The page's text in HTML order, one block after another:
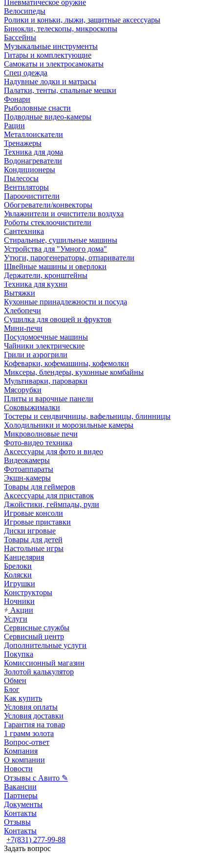
Пневматическое оружие
Велосипеды
Ролики и коньки, лыжи, защитные аксессуары
Бинокли, телескопы, микроскопы
Бассейны
Музыкальные инструменты
Гитары и комплектующие
Самокаты и электросамокаты
Спец одежда
Надувные лодки и матрасы
Палатки, тенты, спальные мешки
Фонари
Рыболовные снасти
Подводные видео-камеры
Рации
Металлоискатели
Тренажеры
Техника для дома
Водонагреватели
Кондиционеры
Пылесосы
Вентиляторы
Пароочистители
Обогреватели/конвекторы
Увлажнители и очистители воздуха
Роботы стеклоочистители
Сантехника
Стиральные, сушильные машины
Устройства для "Умного дома"
Утюги, парогенераторы, отпариватели
Швейные машины и оверлоки
Держатели, кронштейны
Техника для кухни
Вытяжки
Кухонные принадлежности и посуда
Хлебопечи
Сушилка для овощей и фруктов
Мини-печи
Посудомоечные машины
Чайники электрические
Грили и аэрогрили
Кофеварки, кофемашины, кофемолки
Миксеры, блендеры, кухонные комбайны
Мультиварки, пароварки
Мясорубки
Плиты и варочные панели
Соковыжималки
Тостеры и сендвичницы, вафельницы, блинницы
Холодильники и морозильные камеры
Микроволновые печи
Фото-видео техника
Аксессуары для фото и видео
Видеокамеры
Фотоаппараты
Экшн-камеры
Товары для геймеров
Аксессуары для приставок
Джойстики, геймпады, рули
Игровые консоли
Игровые приставки
Диски игровые
Товары для детей
Настольные игры
Канцелярия
Брелоки
Коляски
Игрушки
Конструкторы
Ночники
Акции
Услуги
Сервисные службы
Сервисный центр
Дополнительные услуги
Покупка
Комиссионный магазин
Золотой калькулятор
Обмен
Блог
Как купить
Условия оплаты
Условия доставки
Гарантия на товар
1 грамм золота
Вопрос-ответ
Компания
О компании
Новости
Отзывы с Авито ✎
Вакансии
Партнеры
Документы
Контакты
Отзывы
Контакты
+7(831) 277-99-88
Задать вопрос